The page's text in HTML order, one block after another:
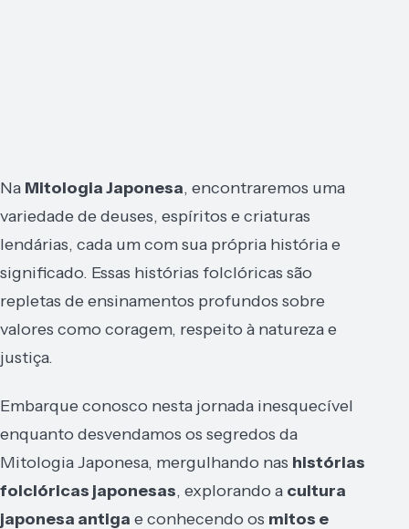
Na Mitologia Japonesa, encontraremos uma
variedade de deuses, espíritos e criaturas
lendárias, cada um com sua própria história e
significado. Essas histórias folclóricas são
repletas de ensinamentos profundos sobre
valores como coragem, respeito à natureza e
justiça.
Embarque conosco nesta jornada inesquecível
enquanto desvendamos os segredos da
Mitologia Japonesa, mergulhando nas histórias
folclóricas japonesas, explorando a cultura
japonesa antiga e conhecendo os mitos e